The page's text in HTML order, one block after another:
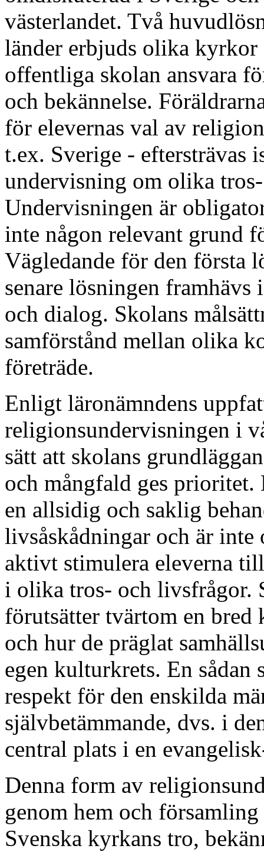
västerlandet. Två
länder erbjuds olika
offentliga skolan ansvara
och bekännelse.
för elevernas val av
t.ex. Sverige - eftersträvas
undervisning om olika
Undervisningen är
inte någon relevant grund
Vägledande för den första
senare lösningen
och dialog. Skolans
samförstånd mellan olika
företräde.
Enligt läronämndens
religionsundervisningen i
sätt att skolans
och mångfald ges prioritet.
en allsidig och saklig
livsåskådningar och är
aktivt stimulera eleverna
i olika tros- och livsfrågor.
förutsätter tvärtom en
och hur de präglat
egen kulturkrets. En
respekt för den enskilda
självbetämmande, dvs. i
central plats i en
Denna form av
genom hem och
Svenska kyrkans tro,